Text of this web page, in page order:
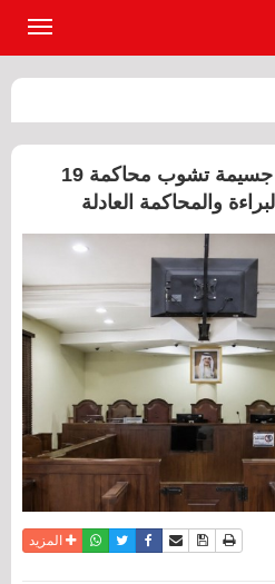
منتدى البحرين: مخالفات جسيمة تشوب محاكمة 19
والمحاكمة العادلة
نسخة للطباعة
حفظ الموضوع
أرسل الى صديق
فيسبوكتويترواتسابالمزيد